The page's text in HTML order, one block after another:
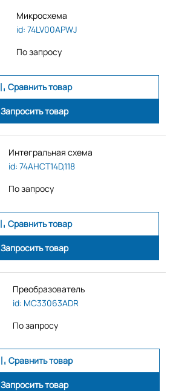
Микросхема
id: 74LV00APWJ
По запросу
Сравнить товар
Запросить товар
Интегральная схема
id: 74AHCT14D,118
По запросу
Сравнить товар
Запросить товар
Преобразователь
id: MC33063ADR
По запросу
Сравнить товар
Запросить товар